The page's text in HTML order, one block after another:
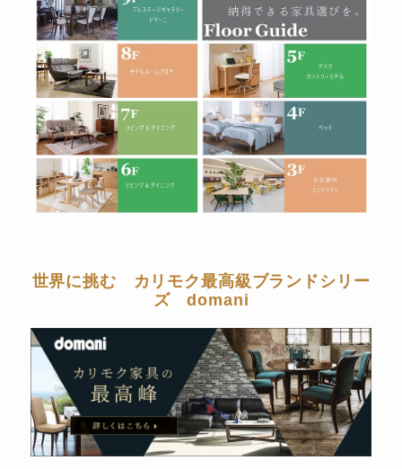
世界に挑む カリモク最高級ブランドシリー
ズ domani